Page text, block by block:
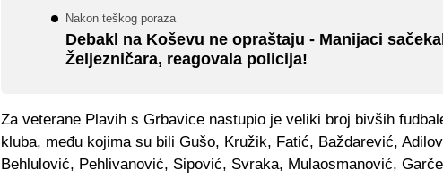
Nakon teškog poraza
Debakl na Koševu ne opraštaju - Manijaci
Željezničara, reagovala policija!
Za veterane Plavih s Grbavice nastupio je veliki broj bivših
kluba, među kojima su bili Gušo, Kružik, Fatić, Baždarević,
Behlulović, Pehlivanović, Sipović, Svraka, Mulaosmanović,